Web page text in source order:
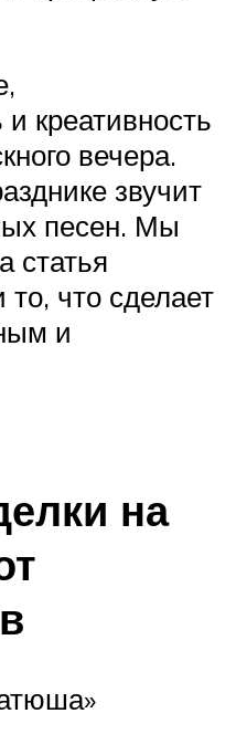
креативность
вечера.
звучит
песен. Мы
статья
что сделает
и
на